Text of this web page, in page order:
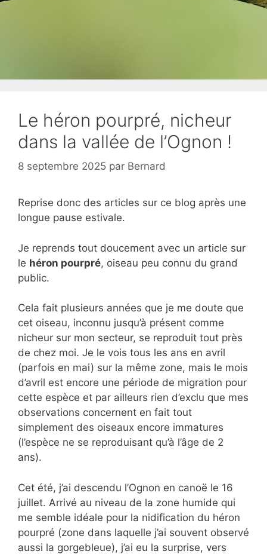
Le héron pourpré, nicheur
dans la vallée de l’Ognon !
8 septembre 2025 par Bernard
Reprise donc des articles sur ce blog après une
longue pause estivale.
Je reprends tout doucement avec un article sur
le héron pourpré, oiseau peu connu du grand
public.
Cela fait plusieurs années que je me doute que
cet oiseau, inconnu jusqu’à présent comme
nicheur sur mon secteur, se reproduit tout près
de chez moi. Je le vois tous les ans en avril
(parfois en mai) sur la même zone, mais le mois
d’avril est encore une période de migration pour
cette espèce et par ailleurs rien d’exclu que mes
observations concernent en fait tout
simplement des oiseaux encore immatures
(l’espèce ne se reproduisant qu’à l’âge de 2
ans).
Cet été, j’ai descendu l’Ognon en canoë le 16
juillet. Arrivé au niveau de la zone humide qui
me semble idéale pour la nidification du héron
pourpré (zone dans laquelle j’ai souvent observé
aussi la gorgebleue), j’ai eu la surprise, vers